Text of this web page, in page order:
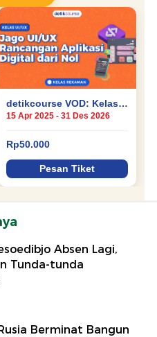
Absen Lagi,
Tunda-tunda
Berminat Bangun